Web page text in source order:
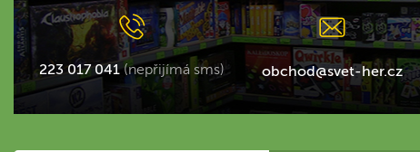
223 017 041 (nepřijímá sms) obchod@svet-her.cz